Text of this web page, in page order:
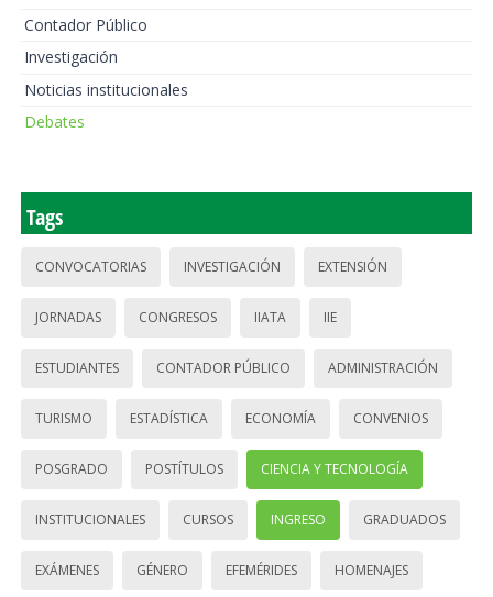
Contador Público
Investigación
Noticias institucionales
Debates
Tags
CONVOCATORIAS INVESTIGACIÓN EXTENSIÓN
JORNADAS CONGRESOS IIATA IIE
ESTUDIANTES CONTADOR PÚBLICO ADMINISTRACIÓN
TURISMO ESTADÍSTICA ECONOMÍA CONVENIOS
POSGRADO POSTÍTULOS CIENCIA Y TECNOLOGÍA
INSTITUCIONALES CURSOS INGRESO GRADUADOS
EXÁMENES GÉNERO EFEMÉRIDES HOMENAJES